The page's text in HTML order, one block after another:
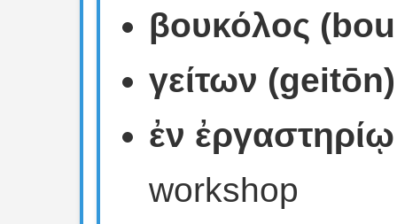
βουκόλος
γείτων (geitōn)
ἐν
workshop